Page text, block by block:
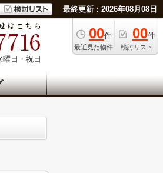
最終更新：2026年08月08日
00件
最近見た物件
00件
検討リスト
曜日・祝日